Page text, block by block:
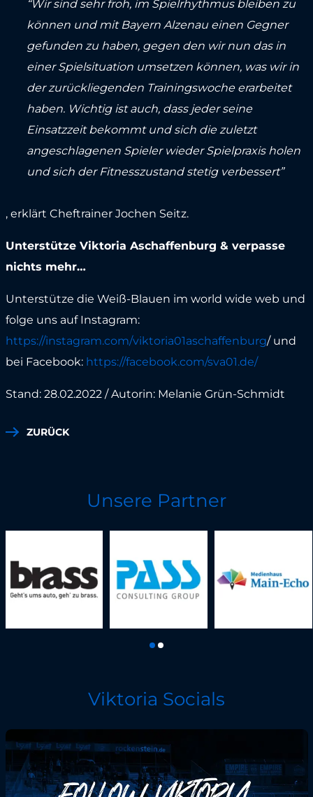
“Wir sind sehr froh, im Spielrhythmus bleiben zu
können und mit Bayern Alzenau einen Gegner
gefunden zu haben, gegen den wir nun das in
einer Spielsituation umsetzen können, was wir in
der zurückliegenden Trainingswoche erarbeitet
haben. Wichtig ist auch, dass jeder seine
Einsatzzeit bekommt und sich die zuletzt
angeschlagenen Spieler wieder Spielpraxis holen
und sich der Fitnesszustand stetig verbessert”
, erklärt Cheftrainer Jochen Seitz.
Unterstütze Viktoria Aschaffenburg & verpasse
nichts mehr…
Unterstütze die Weiß-Blauen im world wide web und
folge uns auf Instagram:
https://instagram.com/viktoria01aschaffenburg/ und
bei Facebook:https://facebook.com/sva01.de/
Stand: 28.02.2022 / Autorin: Melanie Grün-Schmidt
ZURÜCK
Unsere Partner
Viktoria Socials